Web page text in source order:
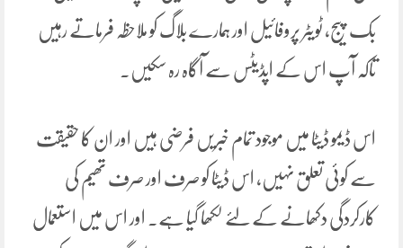
بک پیج، ٹویٹر پروفائیل اور ہمارے بلاگ کو ملاحظہ فرماتے رہیں
تاکہ آپ اس کے اپڈیٹس سے آگاہ رہ سکیں۔
اس ڈیمو ڈیٹا میں موجود تمام خبریں فرضی ہیں اور ان کا حقیقت
سے کوئی تعلق نہیں، اس ڈیٹا کو صرف اور صرف تھیم کی
کارکردگی دکھانے کے لئے لکھا گیا ہے۔ اور اس میں استعمال